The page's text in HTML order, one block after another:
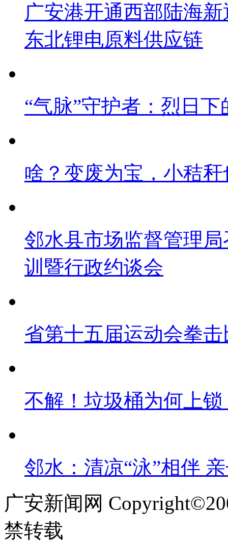
广安港开通西部陆海
东北锂电原料供应链
“气脉”守护者：烈日下
啥？变废为宝，小秸
邻水县市场监督管理
训暨行政约谈会
省第十五届运动会拳
不解！垃圾桶为何上锁
邻水：清凉“泳”相伴
广安新闻网
禁转载